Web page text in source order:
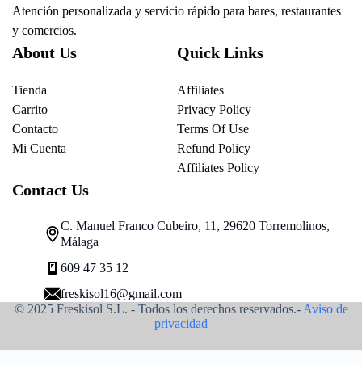
Atención personalizada y servicio rápido para bares, restaurantes
y comercios.
About Us
Tienda
Carrito
Contacto
Mi Cuenta
Quick Links
Affiliates
Privacy Policy
Terms Of Use
Refund Policy
Affiliates Policy
Contact Us
C. Manuel Franco Cubeiro, 11, 29620 Torremolinos,
Málaga
609 47 35 12
freskisol16@gmail.com
© 2025 Freskisol S.L. - Todos los derechos reservados.-Aviso de
privacidad